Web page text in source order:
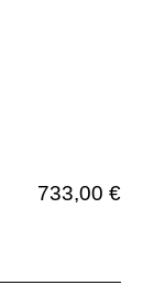
733,00 €